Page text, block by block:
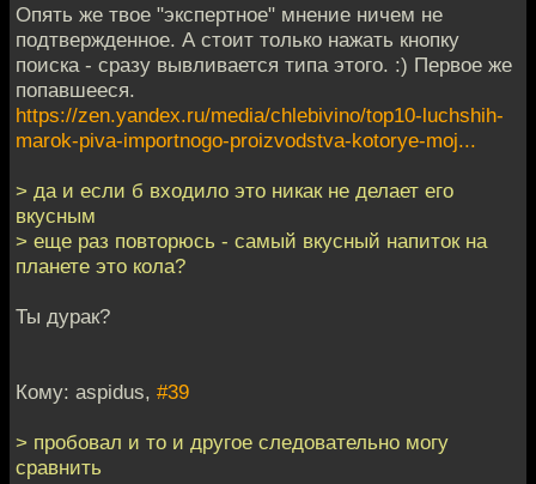
Опять же твое "экспертное" мнение ничем не
подтвержденное. А стоит только нажать кнопку
поиска - сразу вывливается типа этого. :) Первое же
попавшееся.
https://zen.yandex.ru/media/chlebivino/top10-luchshih-
marok-piva-importnogo-proizvodstva-kotorye-moj...
> да и если б входило это никак не делает его
вкусным
> еще раз повторюсь - самый вкусный напиток на
планете это кола?
Ты дурак?
Кому: aspidus, #39
> пробовал и то и другое следовательно могу
сравнить